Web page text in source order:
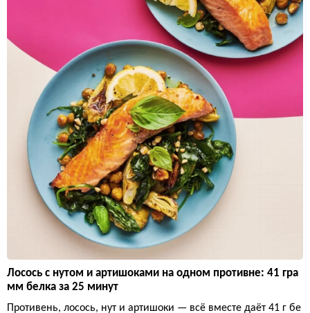
Лосось с нутом и артишоками на одном противне: 41 гра
мм белка за 25 минут
Противень, лосось, нут и артишоки — всё вместе даёт 41 г бе